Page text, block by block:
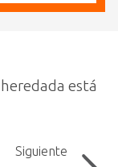
está
Siguiente